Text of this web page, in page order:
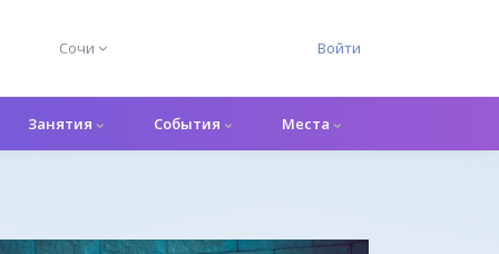
Сочи Войти
Занятия События Места